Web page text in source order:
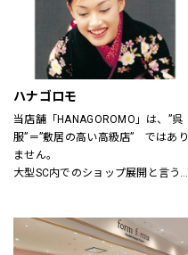
ハナゴロモ
当店舗「HANAGOROMO」は、”呉
服”＝”敷居の高い高級店”　ではあり
ません。
大型SC内でのショップ展開と言う利
指しています。
ローマ字屋号や店舗レイアウト等も